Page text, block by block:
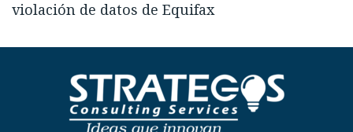
violación de datos de Equifax